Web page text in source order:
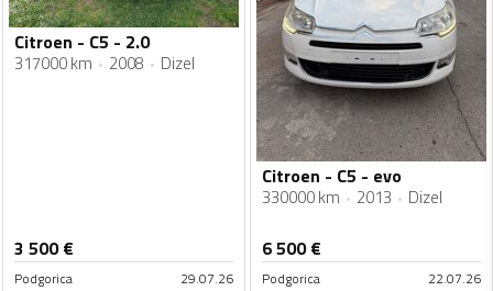
Citroen - C5 - 2.0
317000 km 2008 Dizel
3 500€
Podgorica 29.07.26
Citroen - C5 - evo
330000 km 2013 Dizel
6 500€
Podgorica 22.07.26